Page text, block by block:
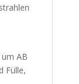
AB
Fülle,